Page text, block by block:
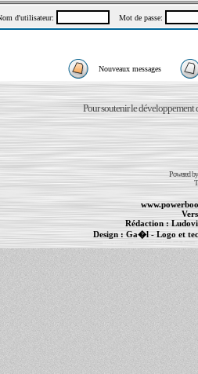
d'utilisateur: Mot de passe:
Nouveaux messages
Pour soutenir le développement
Powered
Rédaction :
Design : Ga�l- Logo et